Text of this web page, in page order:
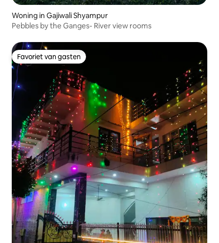
Woning in Gajiwali Shyampur
Pebbles by the Ganges- River view rooms
Favoriet van gasten
Favoriet van gasten